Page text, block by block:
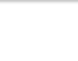
И. Н. Ульянова